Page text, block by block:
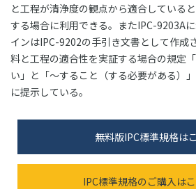
と工程が清浄度の観点から適合している
する場合に利用できる。またIPC-9203A
インはIPC-9202の手引き文書として作成
料と工程の適合性を実証する場合の規定
い」と「～すること（する必要がある）
に提示している。
無料版IPC標準規格は
IPC標準規格のご購入は